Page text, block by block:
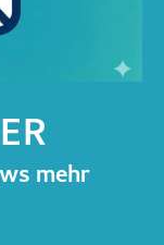
mehr